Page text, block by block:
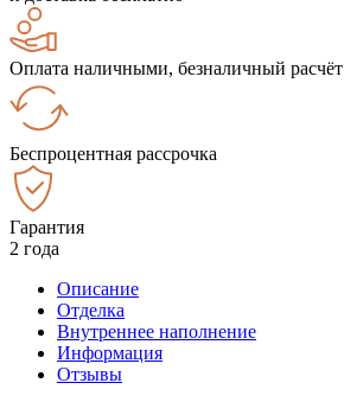
Оплата наличными, безналичный расчёт
Беспроцентная рассрочка
Гарантия
2 года
Описание
Отделка
Внутреннее наполнение
Информация
Отзывы